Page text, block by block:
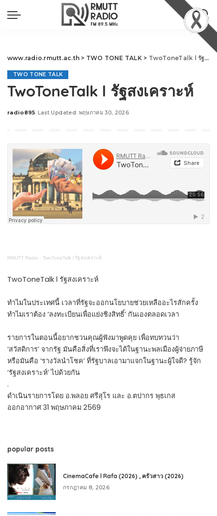
www.radio.rmutt.ac.th > TWO TONE TALK> TwoToneTalk l รัฐสงเคราะห์
TWO TONE TALK
TwoToneTalk l รัฐสงเคราะห์
Posted
radio895 Last Updated: พฤษภาคม 30, 2026
RMUTT Radio · TwoToneTalk l รัฐสงเคราะห์
TwoToneTalk l รัฐสงเคราะห์
ทำไมในประเทศนี้ เวลาที่รัฐจะออกนโยบายช่วยเหลืออะไรสักครั้ง
ทำไมเราต้อง ‘ลงทะเบียนเพื่อแย่งชิงสิทธิ์’ กันเองตลอดเวลา
รายการในตอนนี้อยากชวนคุณผู้ฟังมาพูดคุย เพื่อทบทวนว่า
‘สวัสดิการ’ จากรัฐ มันคือสิ่งที่เราพึงจะได้ในฐานะพลเมืองผู้จ่ายภาษี
หรือมันคือ ‘รางวัลนำโชค’ ที่รัฐบาลเอามาแจกในฐานะผู้ใจดี? รู้จัก
‘รัฐสงเคราะห์’ ไปด้วยกัน
.
ดำเนินรายการโดย อ.พลอย ศรีสุโร และ อ.ตปากร พุธเกส
ออกอากาศ 31 พฤษภาคม 2569
popular posts
CinemaCafe l Rafa (2026) , ครัวสาว (2026)
กรกฎาคม 8, 2026